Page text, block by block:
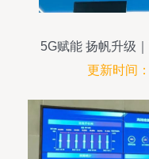
5G赋能 扬帆升级｜
更新时间